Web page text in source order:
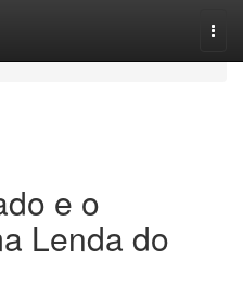
e o
Lenda do